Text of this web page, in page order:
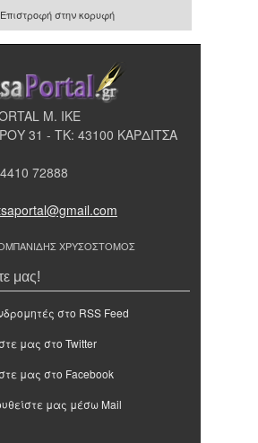
Επιστροφή στην κορυφή
Μ. ΙΚΕ
31 - ΤΚ: 43100 ΚΑΡΔΙΤΣΑ
72888
ΧΡΥΣΟΣΤΟΜΟΣ
μας!
στο RSS Feed
μας στο Twitter
μας στο Facebook
μας μέσω Mail